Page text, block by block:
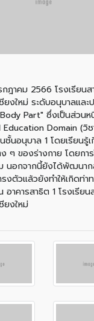
ฎาคม 2566 โรงเรียน
ยงใหม่ ระดับอนุบาลและ
Part" ซึ่งเป็นส่วน
Education Domain (วิ
ชั้นอนุบาล 1 โดยเรียนรู้
ๆ ของร่างกาย โดยกา
นอกจากนี้ยังได้พัฒนาก
งตัวแล้วยังทำให้เกิดท่า
าคารสาธิต 1 โรงเรียน
ยงใหม่